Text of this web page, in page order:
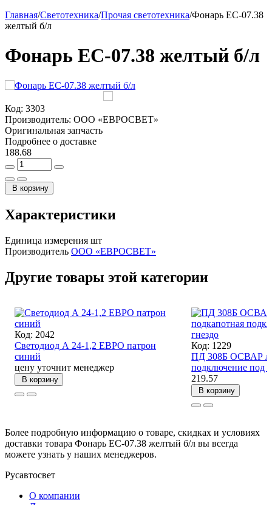
Главная/Светотехника/Прочая светотехника/Фонарь ЕС-07.38
желтый б/л
Фонарь ЕС-07.38 желтый б/л
Код: 3303
Производитель: ООО «ЕВРОСВЕТ»
Оригинальная запчасть
Подробнее о доставке
188.68
В корзину
Характеристики
Единица измерения шт
Производитель ООО «ЕВРОСВЕТ»
Другие товары этой категории
Код: 2042
Светодиод А 24-1,2 ЕВРО патрон
синий
цену уточнит менеджер
В корзину
Код: 1229
ПД 308Б ОСВАР
подключение под
219.57
В корзину
Более подробную информацию о товаре, скидках и условиях
доставки товара Фонарь ЕС-07.38 желтый б/л вы всегда
можете узнать у наших менеджеров.
Русавтосвет
О компании